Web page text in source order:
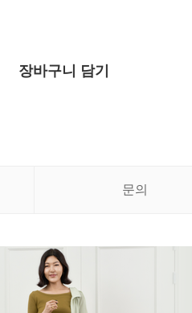
장바구니 담기
문의